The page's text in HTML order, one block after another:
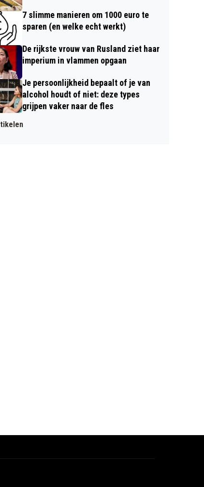
7 slimme manieren om 1000 euro te
sparen (en welke echt werkt)
De rijkste vrouw van Rusland ziet haar
imperium in vlammen opgaan
Je persoonlijkheid bepaalt of je van
alcohol houdt of niet: deze types
grijpen vaker naar de fles